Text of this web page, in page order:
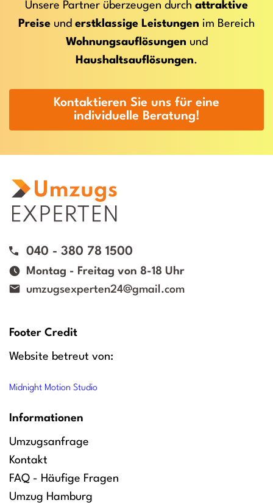
Unsere Partner überzeugen durch attraktive
Preise und erstklassige Leistungen im Bereich
Wohnungsauflösungen und
Haushaltsauflösungen.
Kontaktieren Sie uns für eine
individuelle Beratung!
040 - 380 78 1500
Montag - Freitag von 8-18 Uhr
umzugsexperten24@gmail.com
Footer Credit
Website betreut von:
Midnight Motion Studio
Informationen
Umzugsanfrage
Kontakt
FAQ - Häufige Fragen
Umzug Hamburg